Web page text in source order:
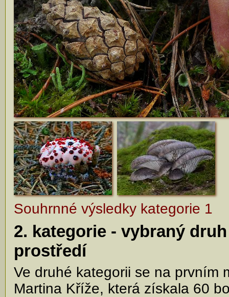
Souhrnné výsledky kategorie 1
2. kategorie - vybraný
prostředí
Ve druhé kategorii se na prvním
Martina Kříže, která získala 60